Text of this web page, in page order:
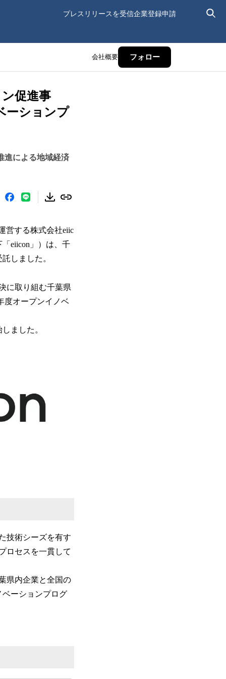
プレスリリースを受信企業登録申請
会社概要 フォロー
促進事
ーションプ
進による地域経済
営する株式会社eiic
eiicon」）は、千
しました。
に取り組む千葉県
度オープンイノベ
ました。
技術シーズを有す
ロセスを一貫して
県内企業と全国の
ーションプログ